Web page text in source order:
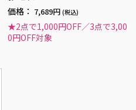
価格： 7,689円 (税込)
★2点で1,000円OFF／3点で3,00
0円OFF対象